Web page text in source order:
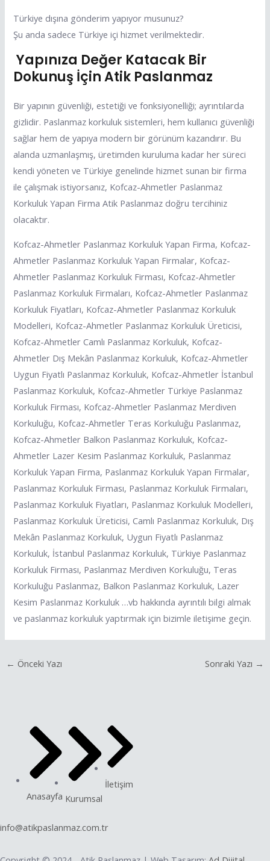
Türkiye dışına gönderim yapıyor musunuz?
Şu anda sadece Türkiye içi hizmet verilmektedir.
Yapınıza Değer Katacak Bir
Dokunuş İçin Atik Paslanmaz
Bir yapının güvenliği, estetiği ve fonksiyonelliği; ayrıntılarda
gizlidir. Paslanmaz korkuluk sistemleri, hem kullanıcı güvenliği
sağlar hem de yapıya modern bir görünüm kazandırır. Bu
alanda uzmanlaşmış, üretimden kuruluma kadar her süreci
kendi yöneten ve Türkiye genelinde hizmet sunan bir firma
ile çalışmak istiyorsanız, Kofcaz-Ahmetler Paslanmaz
Korkuluk Yapan Firma Atik Paslanmaz doğru tercihiniz
olacaktır.
Kofcaz-Ahmetler Paslanmaz Korkuluk Yapan Firma, Kofcaz-
Ahmetler Paslanmaz Korkuluk Yapan Firmalar, Kofcaz-
Ahmetler Paslanmaz Korkuluk Firması, Kofcaz-Ahmetler
Paslanmaz Korkuluk Firmaları, Kofcaz-Ahmetler Paslanmaz
Korkuluk Fiyatları, Kofcaz-Ahmetler Paslanmaz Korkuluk
Modelleri, Kofcaz-Ahmetler Paslanmaz Korkuluk Üreticisi,
Kofcaz-Ahmetler Camlı Paslanmaz Korkuluk, Kofcaz-
Ahmetler Dış Mekân Paslanmaz Korkuluk, Kofcaz-Ahmetler
Uygun Fiyatlı Paslanmaz Korkuluk, Kofcaz-Ahmetler İstanbul
Paslanmaz Korkuluk, Kofcaz-Ahmetler Türkiye Paslanmaz
Korkuluk Firması, Kofcaz-Ahmetler Paslanmaz Merdiven
Korkuluğu, Kofcaz-Ahmetler Teras Korkuluğu Paslanmaz,
Kofcaz-Ahmetler Balkon Paslanmaz Korkuluk, Kofcaz-
Ahmetler Lazer Kesim Paslanmaz Korkuluk, Paslanmaz
Korkuluk Yapan Firma, Paslanmaz Korkuluk Yapan Firmalar,
Paslanmaz Korkuluk Firması, Paslanmaz Korkuluk Firmaları,
Paslanmaz Korkuluk Fiyatları, Paslanmaz Korkuluk Modelleri,
Paslanmaz Korkuluk Üreticisi, Camlı Paslanmaz Korkuluk, Dış
Mekân Paslanmaz Korkuluk, Uygun Fiyatlı Paslanmaz
Korkuluk, İstanbul Paslanmaz Korkuluk, Türkiye Paslanmaz
Korkuluk Firması, Paslanmaz Merdiven Korkuluğu, Teras
Korkuluğu Paslanmaz, Balkon Paslanmaz Korkuluk, Lazer
Kesim Paslanmaz Korkuluk …vb hakkında ayrıntılı bilgi almak
ve paslanmaz korkuluk yaptırmak için bizimle iletişime geçin.
← Önceki Yazı Sonraki Yazı →
Anasayfa Kurumsal
İletişim
info@atikpaslanmaz.com.tr